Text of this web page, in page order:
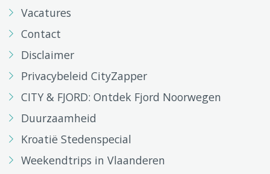
Vacatures
Contact
Disclaimer
Privacybeleid CityZapper
CITY & FJORD: Ontdek Fjord Noorwegen
Duurzaamheid
Kroatië Stedenspecial
Weekendtrips in Vlaanderen